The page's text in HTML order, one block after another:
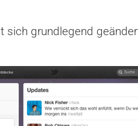
sich grundlegend